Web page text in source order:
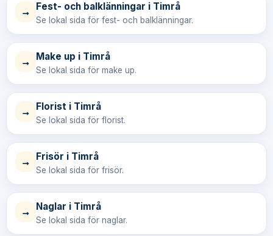
→ Fest- och balklänningar i Timrå
Se lokal sida för fest- och balklänningar.
→ Make up i Timrå
Se lokal sida för make up.
→ Florist i Timrå
Se lokal sida för florist.
→ Frisör i Timrå
Se lokal sida för frisör.
→ Naglar i Timrå
Se lokal sida för naglar.